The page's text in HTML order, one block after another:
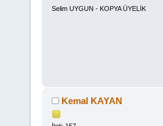
Selim UYGUN - KOPYA ÜYELİK
Kemal KAYAN